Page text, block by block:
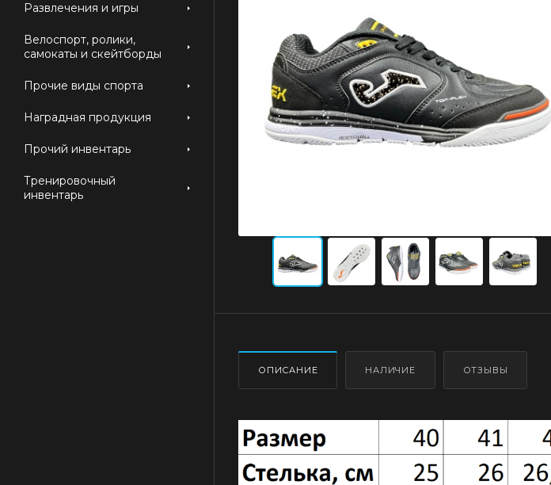
Развлечения и игры
Велоспорт, ролики,
самокаты и скейтборды
Прочие виды спорта
Наградная продукция
Прочий инвентарь
Тренировочный
инвентарь
ОПИСАНИЕ НАЛИЧИЕ ОТЗЫВЫ